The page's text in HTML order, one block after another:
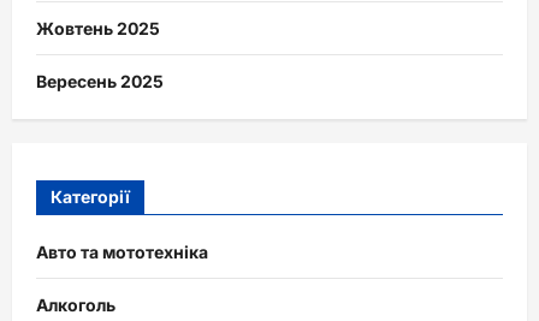
Жовтень 2025
Вересень 2025
Категорії
Авто та мототехніка
Алкоголь